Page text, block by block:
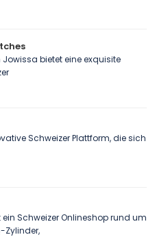
bietet eine exquisite
Schweizer Plattform, die sich
Schweizer Onlineshop rund um
Zylinder,